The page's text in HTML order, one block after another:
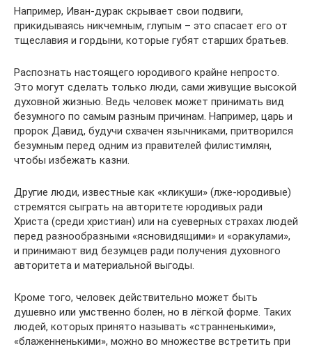
Например, Иван-дурак скрывает свои подвиги,
прикидываясь никчемным, глупым – это спасает его от
тщеславия и гордыни, которые губят старших братьев.
Распознать настоящего юродивого крайне непросто.
Это могут сделать только люди, сами живущие высокой
духовной жизнью. Ведь человек может принимать вид
безумного по самым разным причинам. Например, царь и
пророк Давид, будучи схвачен язычниками, притворился
безумным перед одним из правителей филистимлян,
чтобы избежать казни.
Другие люди, известные как «кликуши» (лже-юродивые)
стремятся сыграть на авторитете юродивых ради
Христа (среди христиан) или на суеверных страхах людей
перед разнообразными «ясновидящими» и «оракулами»,
и принимают вид безумцев ради получения духовного
авторитета и материальной выгоды.
Кроме того, человек действительно может быть
душевно или умственно болен, но в лёгкой форме. Таких
людей, которых принято называть «странненькими»,
«блаженненькими», можно во множестве встретить при